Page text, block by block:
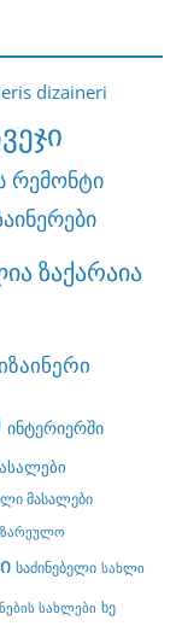
dizaineri
რემონტი
ზაქარაია
ინტერიერში
მასალები
საძინებელი სახლი
სახლები ხე